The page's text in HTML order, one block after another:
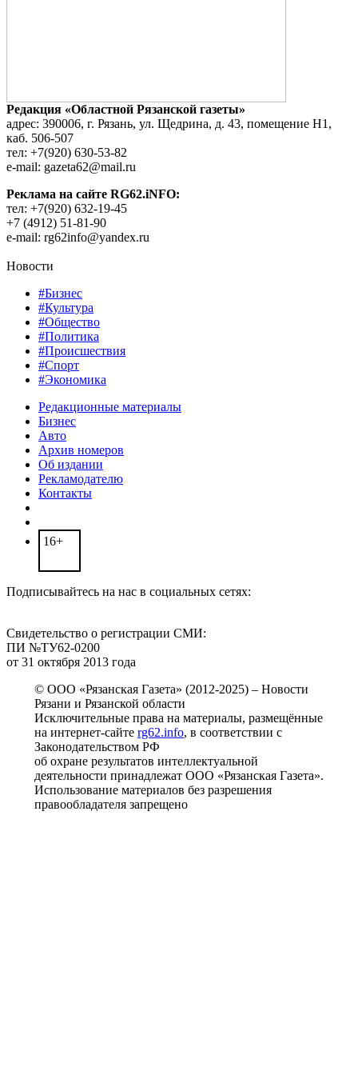
Редакция «Областной Рязанской газеты»
адрес: 390006, г. Рязань, ул. Щедрина, д. 43, помещение Н1,
каб. 506-507
тел: +7(920) 630-53-82
e-mail: gazeta62@mail.ru
Реклама на сайте RG62.iNFO:
тел: +7(920) 632-19-45
+7 (4912) 51-81-90
e-mail: rg62info@yandex.ru
Новости
#Бизнес
#Культура
#Общество
#Политика
#Происшествия
#Спорт
#Экономика
Редакционные материалы
Бизнес
Авто
Архив номеров
Об издании
Рекламодателю
Контакты
16+
Подписывайтесь на нас в социальных сетях:
Свидетельство о регистрации СМИ:
ПИ №ТУ62-0200
от 31 октября 2013 года
© ООО «Рязанская Газета» (2012-2025) – Новости
Рязани и Рязанской области
Исключительные права на материалы, размещённые
на интернет-сайте rg62.info, в соответствии с
Законодательством РФ
об охране результатов интеллектуальной
деятельности принадлежат ООО «Рязанская Газета».
Использование материалов без разрешения
правообладателя запрещено